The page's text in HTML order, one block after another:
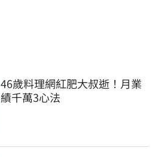
46歲料理網紅肥大叔逝！月業
績千萬3心法